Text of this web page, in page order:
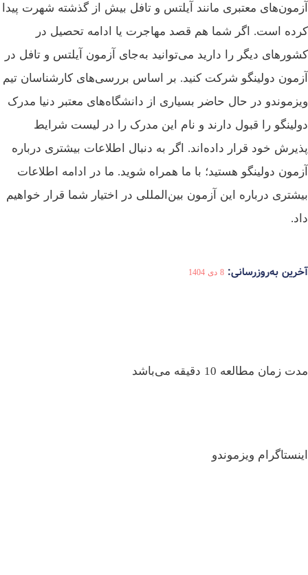
معتبری مانند آیلتس و تافل بیش از گذشته شهرت پیدا
است. اگر شما هم قصد مهاجرت یا ادامه تحصیل در
دیگر را دارید می‌توانید به‌جای آزمون آیلتس و تافل در
دولینگو شرکت کنید. بر اساس بررسی‌های کارشناسان تیم
در حال حاضر بسیاری از دانشگاه‌های معتبر دنیا مدرک
را قبول دارند و نام این مدرک را در لیست شرایط
خود قرار داده‌اند. اگر به دنبال اطلاعات بیشتری درباره
دولینگو هستید؛ با ما همراه شوید. ما در ادامه اطلاعات
درباره این آزمون بین‌المللی در اختیار شما قرار خواهیم
به‌روزرسانی:8 دی 1404
زمان مطالعه 10 دقیقه می‌باشد
ویزموندو